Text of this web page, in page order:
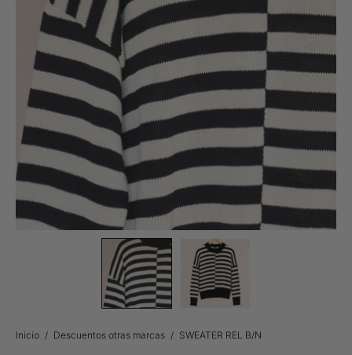
Inicio / Descuentos otras marcas / SWEATER REL B/N